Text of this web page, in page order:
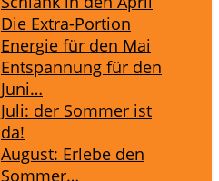
Die Extra-Portion
Energie für den Mai
Entspannung für den
Juni…
Juli: der Sommer ist
da!
August: Erlebe den
Sommer…